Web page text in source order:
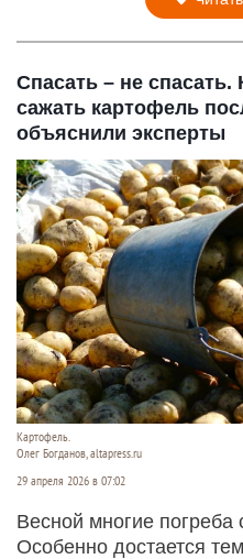
Спасать – не
сажать картофель
объяснили эксперты
Картофель.
Олег Богданов, altapress.ru
29 апреля 2026 в 07:02
Весной многие погреба
Особенно достается